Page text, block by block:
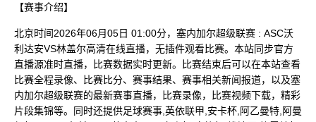
【赛事介绍】
北京时间2026年06月05日 01:00分，塞内加尔超级联赛 : ASC沃
利达安VS林盖尔高清在线直播，无插件观看比赛。本站同步官方
直播源准时直播，比赛数据实时更新。比赛结束后可以在本站查看
比赛全程录像、比赛比分、赛事结果、赛事相关新闻报道，以及塞
内加尔超级联赛的最新赛事直播，比赛录像，比赛视频下载，精彩
片段集锦等。同时还提供足球赛事,英依联甲,安卡杯,阿乙曼特,阿曼